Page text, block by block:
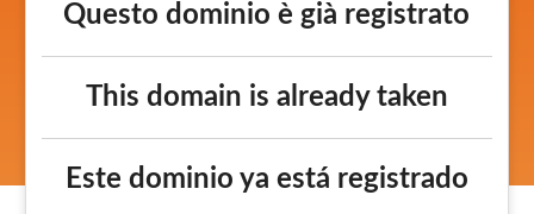
Questo dominio è già registrato
This domain is already taken
Este dominio ya está registrado